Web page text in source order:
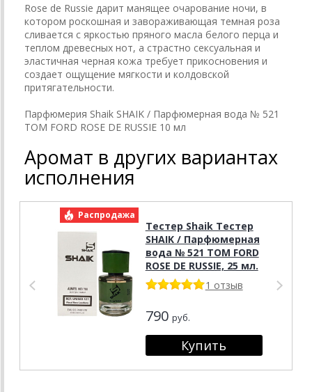
Rose de Russie дарит манящее очарование ночи, в
котором роскошная и завораживающая темная роза
сливается с яркостью пряного масла белого перца и
теплом древесных нот, а страстно сексуальная и
эластичная черная кожа требует прикосновения и
создает ощущение мягкости и колдовской
притягательности.
Парфюмерия Shaik SHAIK / Парфюмерная вода № 521
TOM FORD ROSE DE RUSSIE 10 мл
Аромат в других вариантах
исполнения
Распродажа
Тестер Shaik Тестер
SHAIK / Парфюмерная
вода № 521 TOM FORD
ROSE DE RUSSIE, 25 мл.
1 отзыв
790 руб.